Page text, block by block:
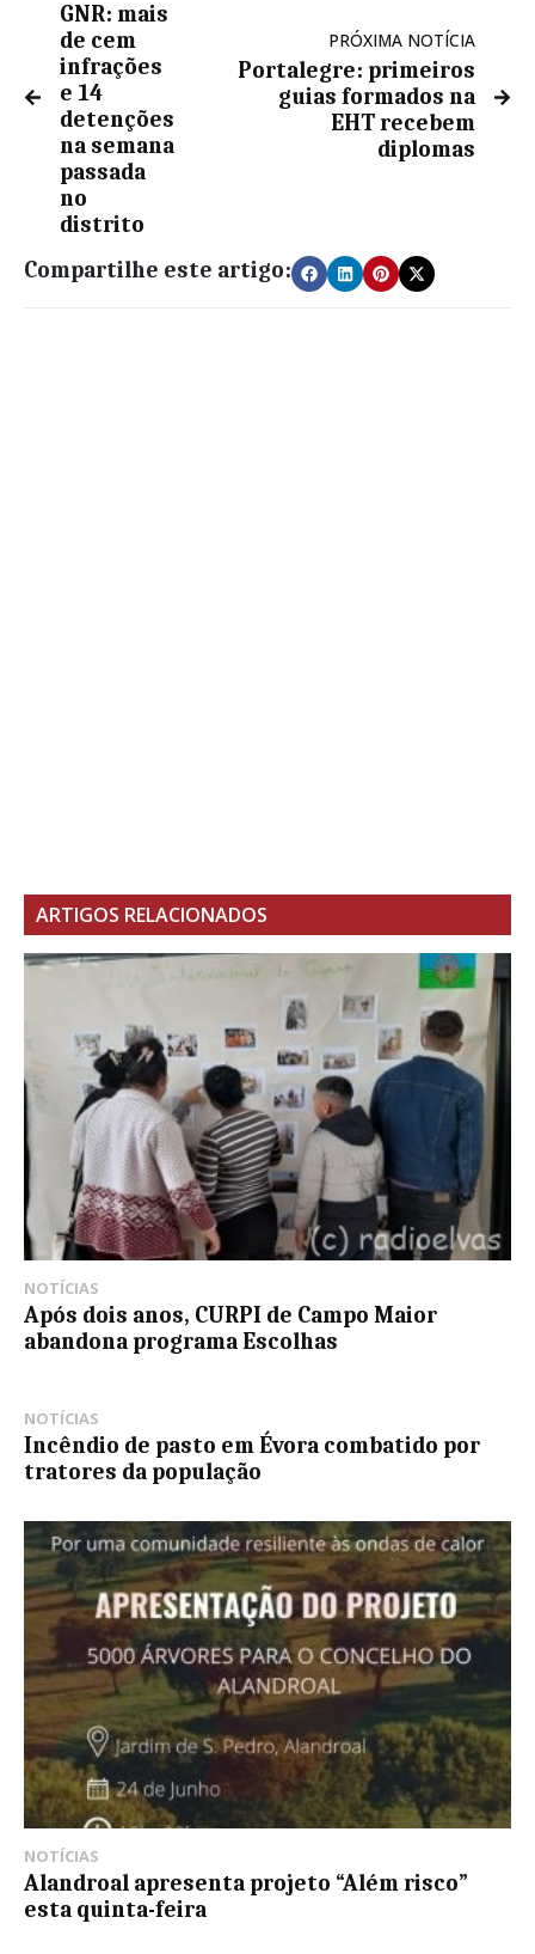
GNR: mais
de cem
infrações
e 14
detenções
na semana
passada
no
distrito
PRÓXIMA NOTÍCIA
Portalegre: primeiros
guias formados na
EHT recebem
diplomas
Compartilhe este artigo:
ARTIGOS RELACIONADOS
NOTÍCIAS
Após dois anos, CURPI de Campo Maior
abandona programa Escolhas
NOTÍCIAS
Incêndio de pasto em Évora combatido por
tratores da população
NOTÍCIAS
Alandroal apresenta projeto “Além risco”
esta quinta-feira